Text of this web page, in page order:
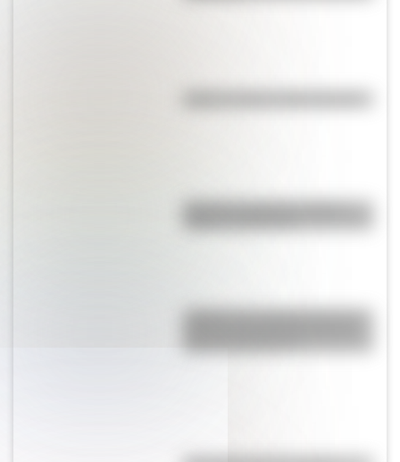
Bandera de Bolivia: historia,
¿Sabías que Argentina tuvo la
alta de Sudamérica?